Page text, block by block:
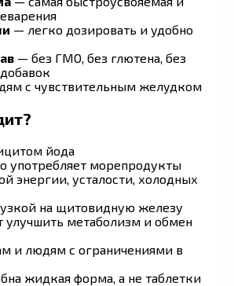
— легко дозировать и удобно
— без ГМО, без глютена, без
с чувствительным желудком
йода
употребляет морепродукты
энергии, усталости, холодных
на щитовидную железу
улучшить метаболизм и обмен
и людям с ограничениями в
жидкая форма, а не таблетки